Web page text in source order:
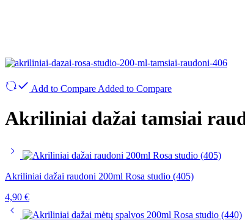
Add to Compare Added to Compare
Akriliniai dažai tamsiai
Akriliniai dažai raudoni 200ml Rosa studio (405)
4,90 €